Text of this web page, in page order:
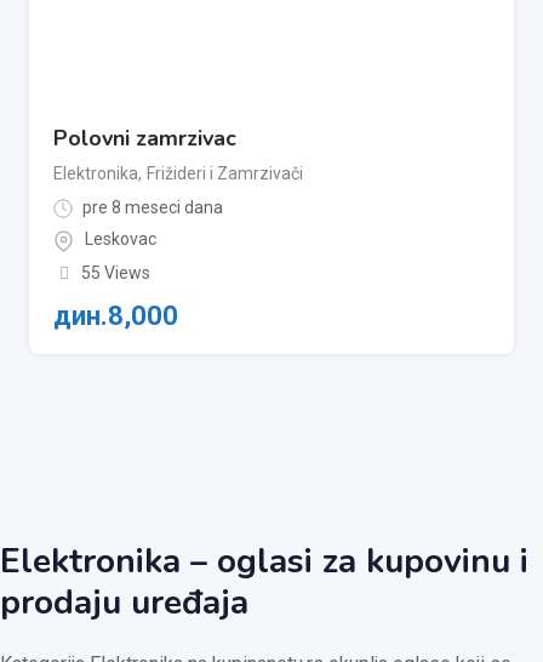
Polovni zamrzivac
Elektronika, Frižideri i Zamrzivači
pre 8 meseci dana
Leskovac
55 Views
дин.8,000
Elektronika – oglasi za kupovinu i
prodaju uređaja